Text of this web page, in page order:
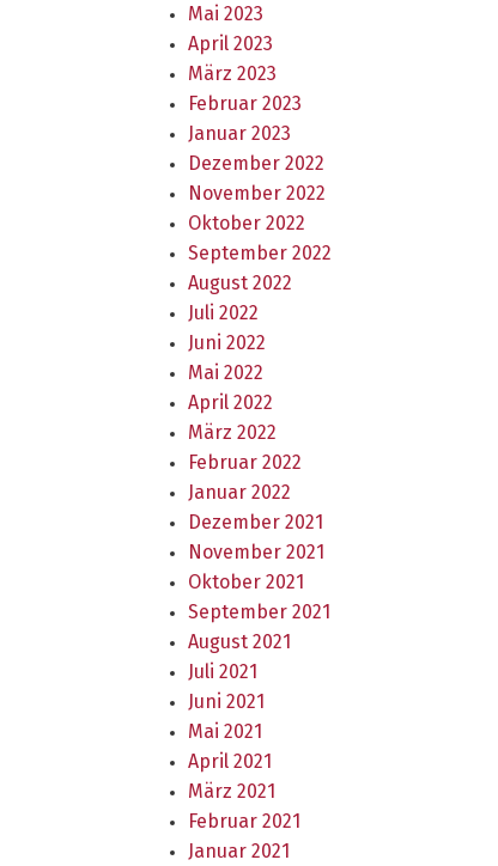
Mai 2023
April 2023
März 2023
Februar 2023
Januar 2023
Dezember 2022
November 2022
Oktober 2022
September 2022
August 2022
Juli 2022
Juni 2022
Mai 2022
April 2022
März 2022
Februar 2022
Januar 2022
Dezember 2021
November 2021
Oktober 2021
September 2021
August 2021
Juli 2021
Juni 2021
Mai 2021
April 2021
März 2021
Februar 2021
Januar 2021